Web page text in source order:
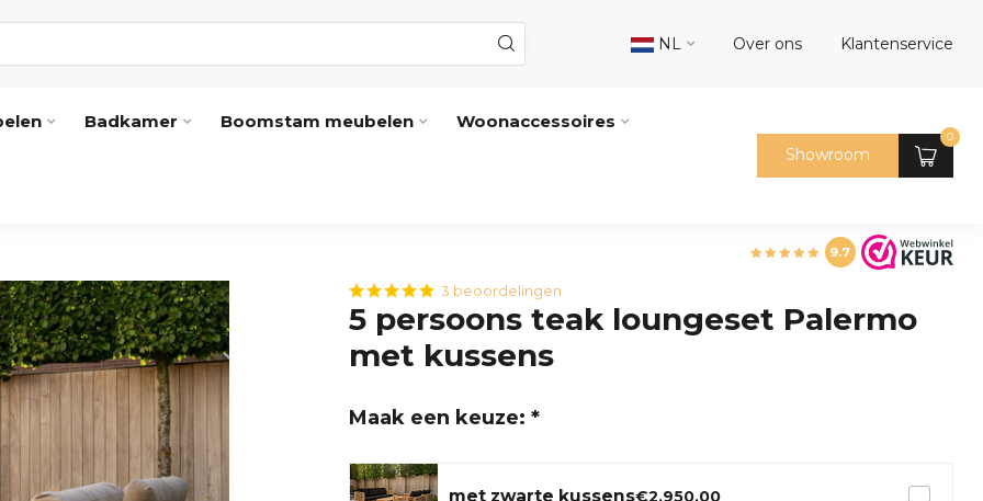
NL Over ons Klantenservice
Badkamer Boomstam meubelen Woonaccessoires
Showroom
0
9.7
3 beoordelingen
5 persoons teak loungeset Palermo
met kussens
Maak een keuze: *
met zwarte kussens€2.950,00